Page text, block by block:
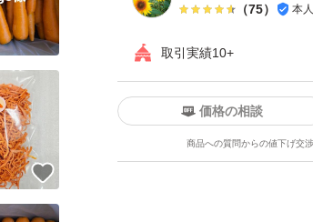
下がったタイミングで発送致
雨天時の場合は、カビ防止の
（75） 本
取引実績10+
価格の相談
商品への質問からの値下げ交